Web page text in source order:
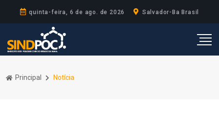
quinta-feira, 6 de ago. de 2026 Salvador-Ba Brasil
Principal Notícia